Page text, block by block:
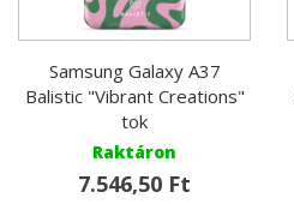
Samsung Galaxy A37
Balistic "Vibrant Creations"
tok
Raktáron
7.546,50 Ft